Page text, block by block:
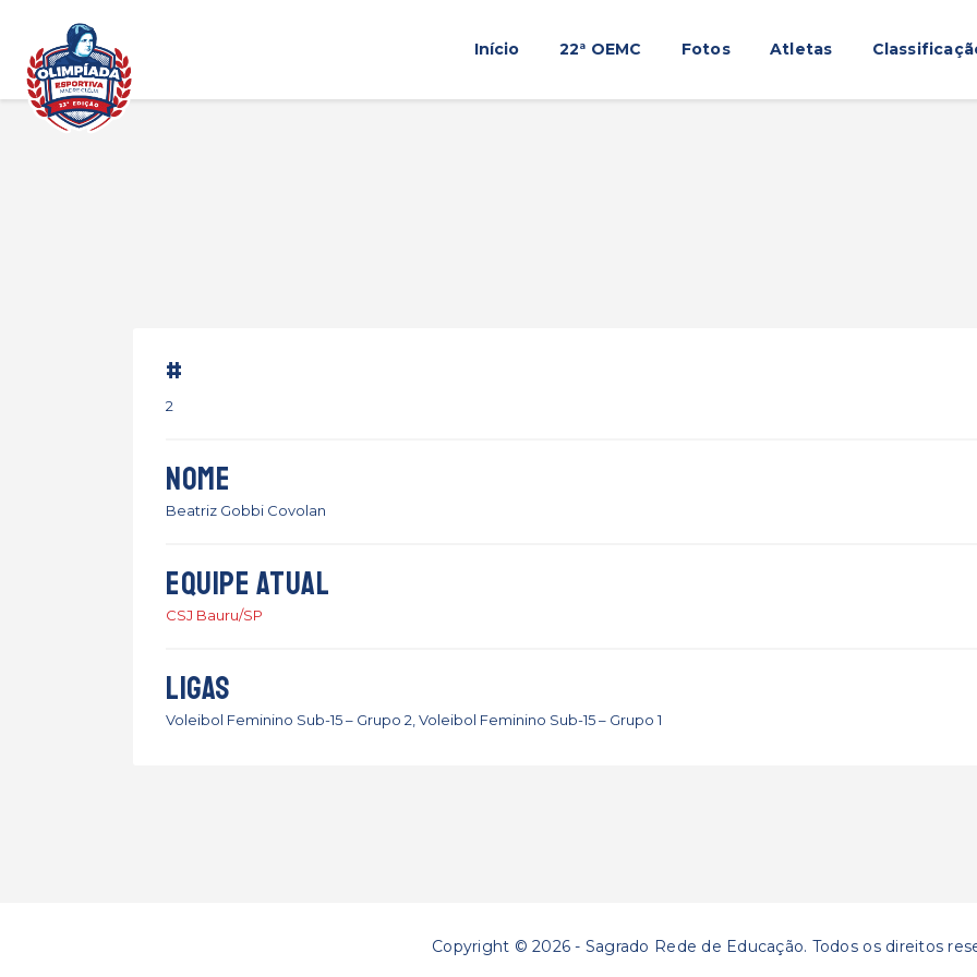
Início 22ª OEMC Fotos Atletas
22ª OEMC
Fotos
#
2
Nome
Beatriz Gobbi Covolan
Equipe atual
CSJ Bauru/SP
Ligas
Voleibol Feminino Sub-15 – Grupo 2, Voleibol Feminino Sub-15 – Grupo 1
Copyright © 2026 - Sagrado Rede de Educação. Todos os direitos